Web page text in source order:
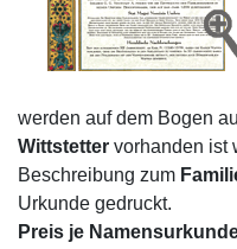
werden auf dem Bogen
Wittstetter vorhanden ist
Beschreibung zum
Urkunde gedruckt.
Preis je